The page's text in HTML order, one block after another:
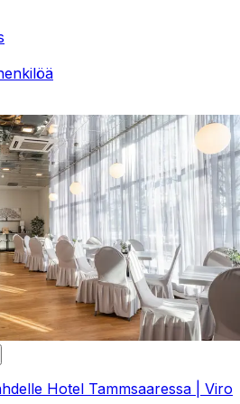
Hotel Tammsaaressa | Viro